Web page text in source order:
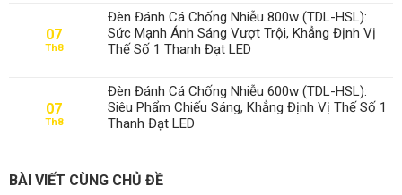
07
Th8
Đèn Đánh Cá Chống Nhiễu 800w (TDL-HSL):
Sức Mạnh Ánh Sáng Vượt Trội, Khẳng Định Vị
Thế Số 1 Thanh Đạt LED
07
Th8
Đèn Đánh Cá Chống Nhiễu 600w (TDL-HSL):
Siêu Phẩm Chiếu Sáng, Khẳng Định Vị Thế Số 1
Thanh Đạt LED
BÀI VIẾT CÙNG CHỦ ĐỀ